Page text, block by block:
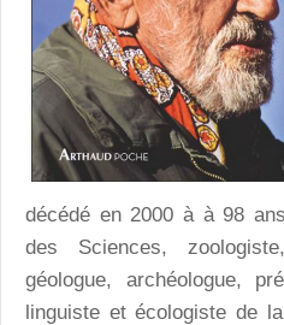
décédé en 2000 à à 98
des Sciences,
géologue, archéologue,
linguiste et écologiste de